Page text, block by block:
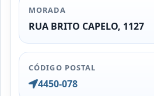
MORADA
RUA BRITO CAPELO, 1127
CÓDIGO POSTAL
4450-078